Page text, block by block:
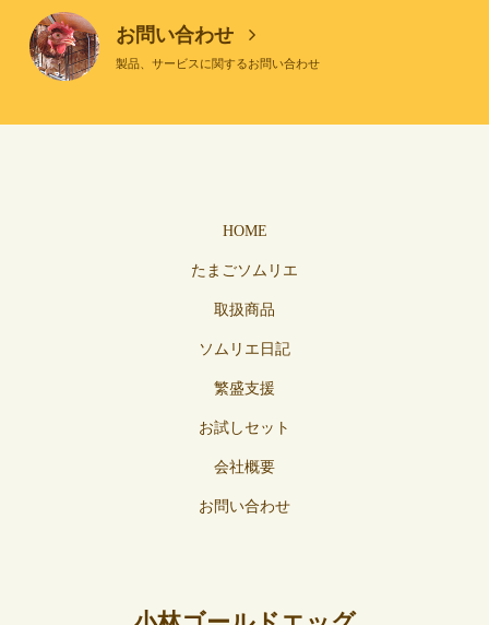
お問い合わせ
製品、サービスに関するお問い合わせ
HOME
たまごソムリエ
取扱商品
ソムリエ日記
繁盛支援
お試しセット
会社概要
お問い合わせ